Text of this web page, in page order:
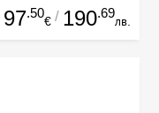
97.50
€ / 190.69
лв.